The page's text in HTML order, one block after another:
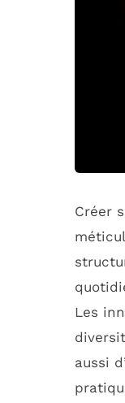
Créer
Les
aussi